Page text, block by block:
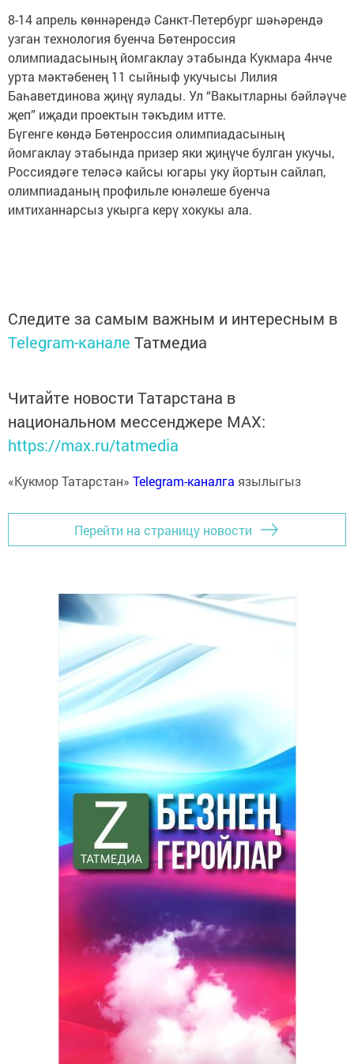
8-14 апрель көннәрендә Санкт-Петербург шәһәрендә
узган технология буенча Бөтенроссия
олимпиадасының йомгаклау этабында Кукмара 4нче
урта мәктәбенең 11 сыйныф укучысы Лилия
Баһаветдинова җиңү яулады. Ул “Вакытларны бәйләүче
җеп” иҗади проектын тәкъдим итте.
Бүгенге көндә Бөтенроссия олимпиадасының
йомгаклау этабында призер яки җиңүче булган укучы,
Россиядәге теләсә кайсы югары уку йортын сайлап,
олимпиаданың профильле юнәлеше буенча
имтиханнарсыз укырга керү хокукы ала.
Следите за самым важным и интересным в
Telegram-канале Татмедиа
Читайте новости Татарстана в
национальном мессенджере MАХ:
https://max.ru/tatmedia
«Кукмор Татарстан» Telegram-каналга язылыгыз
Перейти на страницу новости